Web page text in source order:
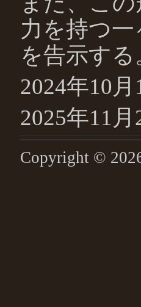
力を持つ
を告示する
2024年10
2025年11
Copyright ©